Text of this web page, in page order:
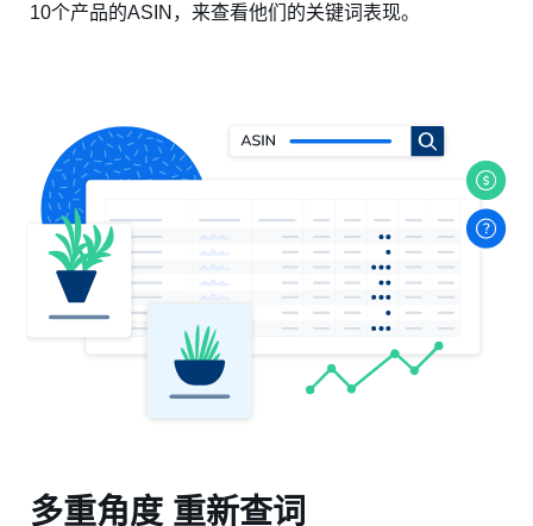
10个产品的ASIN，来查看他们的关键词表现。
多重角度 重新查词